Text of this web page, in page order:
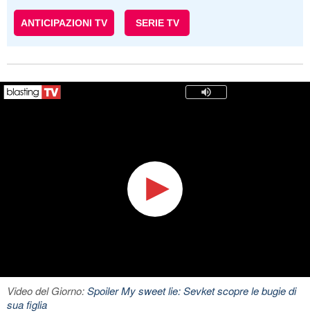
ANTICIPAZIONI TV SERIE TV
Video del Giorno:Spoiler My sweet lie: Sevket scopre le bugie di
sua figlia